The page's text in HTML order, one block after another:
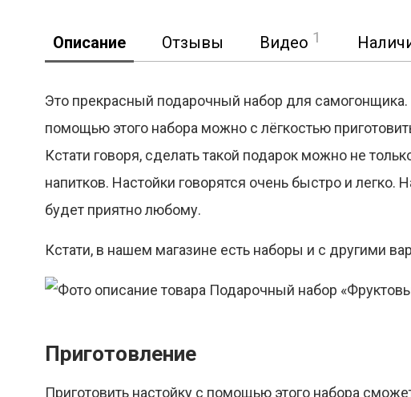
Описание Отзывы Видео 1
Это прекрасный подарочный набор для самогонщика.
помощью этого набора можно с лёгкостью
Кстати говоря, сделать такой подарок можно не
напитков. Настойки говорятся очень быстро и легко.
будет приятно любому.
Кстати, в нашем магазине есть наборы и с другими
Приготовление
Приготовить настойку с помощью этого набора